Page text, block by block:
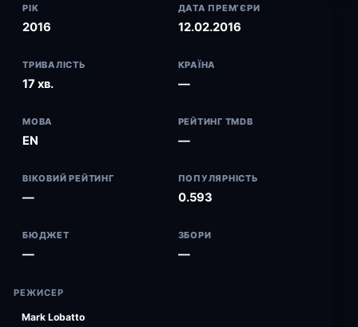
РІК
2016
ДАТА ПРЕМ’ЄРИ
12.02.2016
ТРИВАЛІСТЬ
17 хв.
КРАЇНА
—
МОВА
EN
РЕЙТИНГ TMDB
—
ВІКОВИЙ РЕЙТИНГ
—
ПОПУЛЯРНІСТЬ
0.593
БЮДЖЕТ
—
ЗБОРИ
—
РЕЖИСЕР
Mark Lobatto